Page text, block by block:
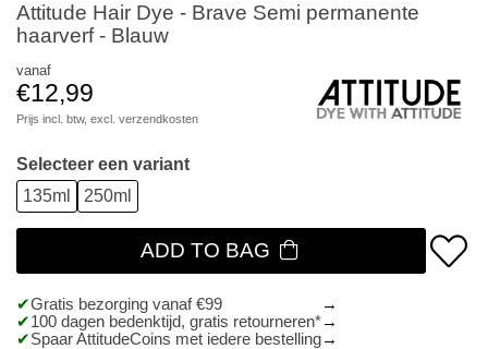
Attitude Hair Dye - Brave Semi permanente
haarverf - Blauw
vanaf
€12,99
Prijs incl. btw, excl. verzendkosten
Selecteer een variant
135ml
250ml
ADD TO BAG
Gratis bezorging vanaf €99
100 dagen bedenktijd, gratis retourneren*
Spaar AttitudeCoins met iedere bestelling